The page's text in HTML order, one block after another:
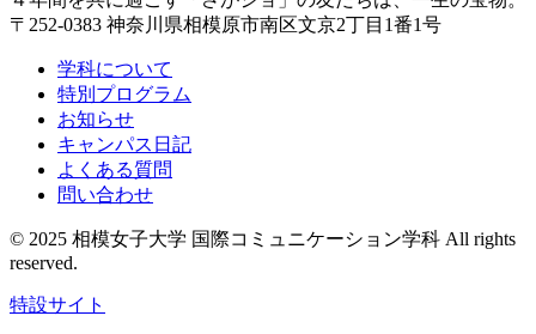
〒252-0383 神奈川県相模原市南区文京2丁目1番1号
学科について
特別プログラム
お知らせ
キャンパス日記
よくある質問
問い合わせ
© 2025 相模女子大学 国際コミュニケーション学科 All rights
reserved.
特設サイト